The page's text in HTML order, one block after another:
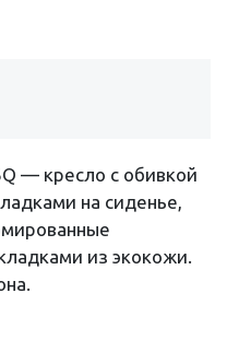
— кресло с обивкой
на сиденье,
из экокожи.